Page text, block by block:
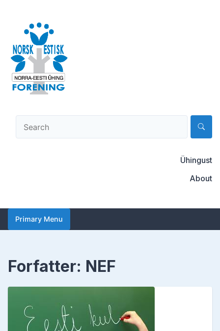
content
Norsk-estisk forening
Ühingust
About
Primary Menu
Forfatter: NEF